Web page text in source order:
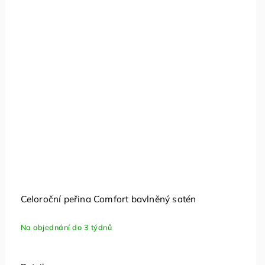
Celoroční peřina Comfort bavlněný satén
Na objednání do 3 týdnů